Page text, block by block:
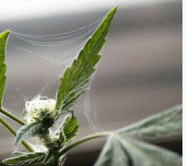
– temperatura ma znaczenie.
setki związków chemicznych, w tym
to pachnące cząsteczki
aromat cannabis.Oprócz
przyczyniają się również do jej
indywidualnie, jak i w połączeniu
zaleceń dotyczących […]